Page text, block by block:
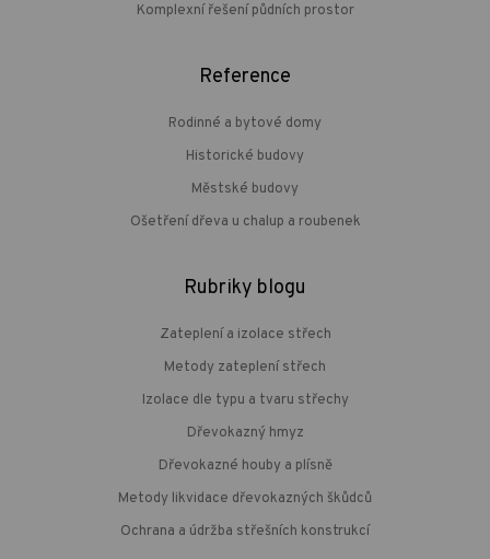
Komplexní řešení půdních prostor
Reference
Rodinné a bytové domy
Historické budovy
Městské budovy
Ošetření dřeva u chalup a roubenek
Rubriky blogu
Zateplení a izolace střech
Metody zateplení střech
Izolace dle typu a tvaru střechy
Dřevokazný hmyz
Dřevokazné houby a plísně
Metody likvidace dřevokazných škůdců
Ochrana a údržba střešních konstrukcí